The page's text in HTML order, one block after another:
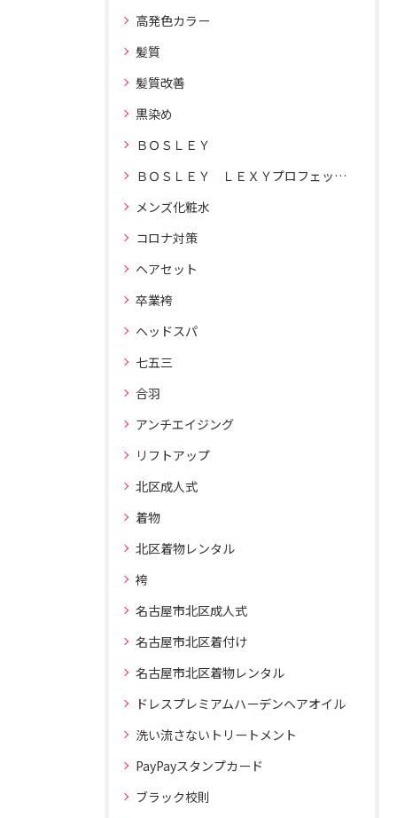
高発色カラー
髪質
髪質改善
黒染め
ＢＯＳＬＥＹ
ＢＯＳＬＥＹ ＬＥＸＹプロフェッショナルドライヤー
メンズ化粧水
コロナ対策
ヘアセット
卒業袴
ヘッドスパ
七五三
合羽
アンチエイジング
リフトアップ
北区成人式
着物
北区着物レンタル
袴
名古屋市北区成人式
名古屋市北区着付け
名古屋市北区着物レンタル
ドレスプレミアムハーデンヘアオイル
洗い流さないトリートメント
PayPayスタンプカード
ブラック校則